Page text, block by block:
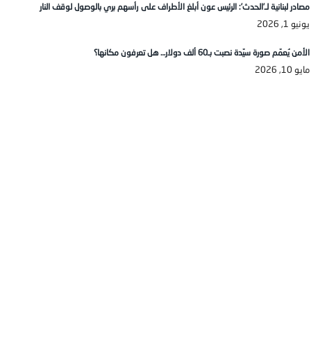
مصادر لبنانية لـ’الحدث’: الرئيس عون أبلغ الأطراف على رأسهم بري بالوصول لوقف النار
يونيو 1, 2026
الأمن يُعمّم صورة سيّدة نصبت بـ60 ألف دولار… هل تعرفون مكانها؟
مايو 10, 2026